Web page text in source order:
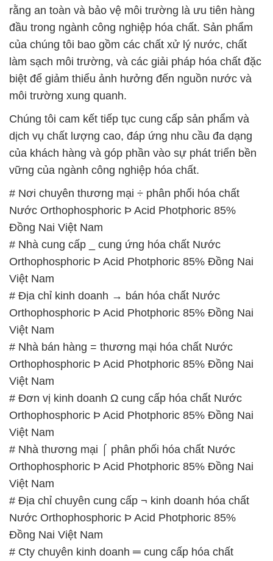
rằng an toàn và bảo vệ môi trường là ưu tiên hàng
đầu trong ngành công nghiệp hóa chất. Sản phẩm
của chúng tôi bao gồm các chất xử lý nước, chất
làm sạch môi trường, và các giải pháp hóa chất đặc
biệt để giảm thiểu ảnh hưởng đến nguồn nước và
môi trường xung quanh.
Chúng tôi cam kết tiếp tục cung cấp sản phẩm và
dịch vụ chất lượng cao, đáp ứng nhu cầu đa dạng
của khách hàng và góp phần vào sự phát triển bền
vững của ngành công nghiệp hóa chất.
# Nơi chuyên thương mại ÷ phân phối hóa chất
Nước Orthophosphoric Þ Acid Photphoric 85%
Đồng Nai Việt Nam
# Nhà cung cấp _ cung ứng hóa chất Nước
Orthophosphoric Þ Acid Photphoric 85% Đồng Nai
Việt Nam
# Địa chỉ kinh doanh → bán hóa chất Nước
Orthophosphoric Þ Acid Photphoric 85% Đồng Nai
Việt Nam
# Nhà bán hàng = thương mại hóa chất Nước
Orthophosphoric Þ Acid Photphoric 85% Đồng Nai
Việt Nam
# Đơn vị kinh doanh Ω cung cấp hóa chất Nước
Orthophosphoric Þ Acid Photphoric 85% Đồng Nai
Việt Nam
# Nhà thương mại ⌠ phân phối hóa chất Nước
Orthophosphoric Þ Acid Photphoric 85% Đồng Nai
Việt Nam
# Địa chỉ chuyên cung cấp ¬ kinh doanh hóa chất
Nước Orthophosphoric Þ Acid Photphoric 85%
Đồng Nai Việt Nam
# Cty chuyên kinh doanh ═ cung cấp hóa chất